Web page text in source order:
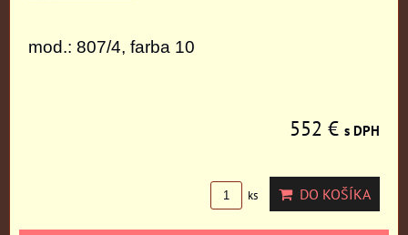
mod.: 807/4, farba 10
552 € s DPH
ks DO KOŠÍKA